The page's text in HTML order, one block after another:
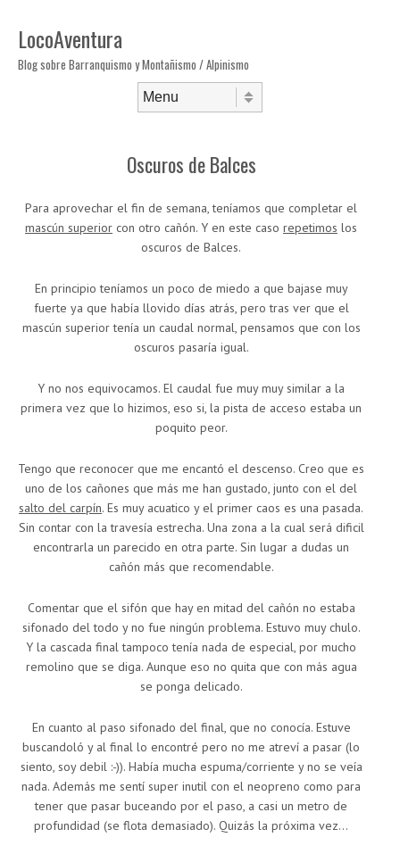
LocoAventura
Blog sobre Barranquismo y Montañismo / Alpinismo
Oscuros de Balces
Para aprovechar el fin de semana, teníamos que completar el
mascún superior con otro cañón. Y en este caso repetimos los
oscuros de Balces.
En principio teníamos un poco de miedo a que bajase muy
fuerte ya que había llovido días atrás, pero tras ver que el
mascún superior tenía un caudal normal, pensamos que con los
oscuros pasaría igual.
Y no nos equivocamos. El caudal fue muy muy similar a la
primera vez que lo hizimos, eso si, la pista de acceso estaba un
poquito peor.
Tengo que reconocer que me encantó el descenso. Creo que es
uno de los cañones que más me han gustado, junto con el del
salto del carpín. Es muy acuatico y el primer caos es una pasada.
Sin contar con la travesía estrecha. Una zona a la cual será dificil
encontrarla un parecido en otra parte. Sin lugar a dudas un
cañón más que recomendable.
Comentar que el sifón que hay en mitad del cañón no estaba
sifonado del todo y no fue ningún problema. Estuvo muy chulo.
Y la cascada final tampoco tenía nada de especial, por mucho
remolino que se diga. Aunque eso no quita que con más agua
se ponga delicado.
En cuanto al paso sifonado del final, que no conocía. Estuve
buscandoló y al final lo encontré pero no me atreví a pasar (lo
siento, soy debil :-)). Había mucha espuma/corriente y no se veía
nada. Además me sentí super inutil con el neopreno como para
tener que pasar buceando por el paso, a casi un metro de
profundidad (se flota demasiado). Quizás la próxima vez…